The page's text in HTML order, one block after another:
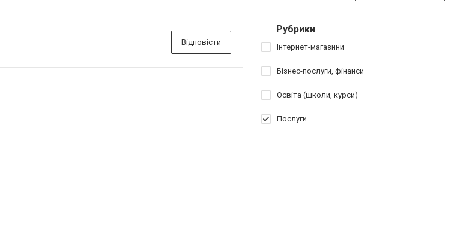
Відповісти
Рубрики
Інтернет-магазини
Бізнес-послуги, фінанси
Освіта (школи, курси)
Послуги